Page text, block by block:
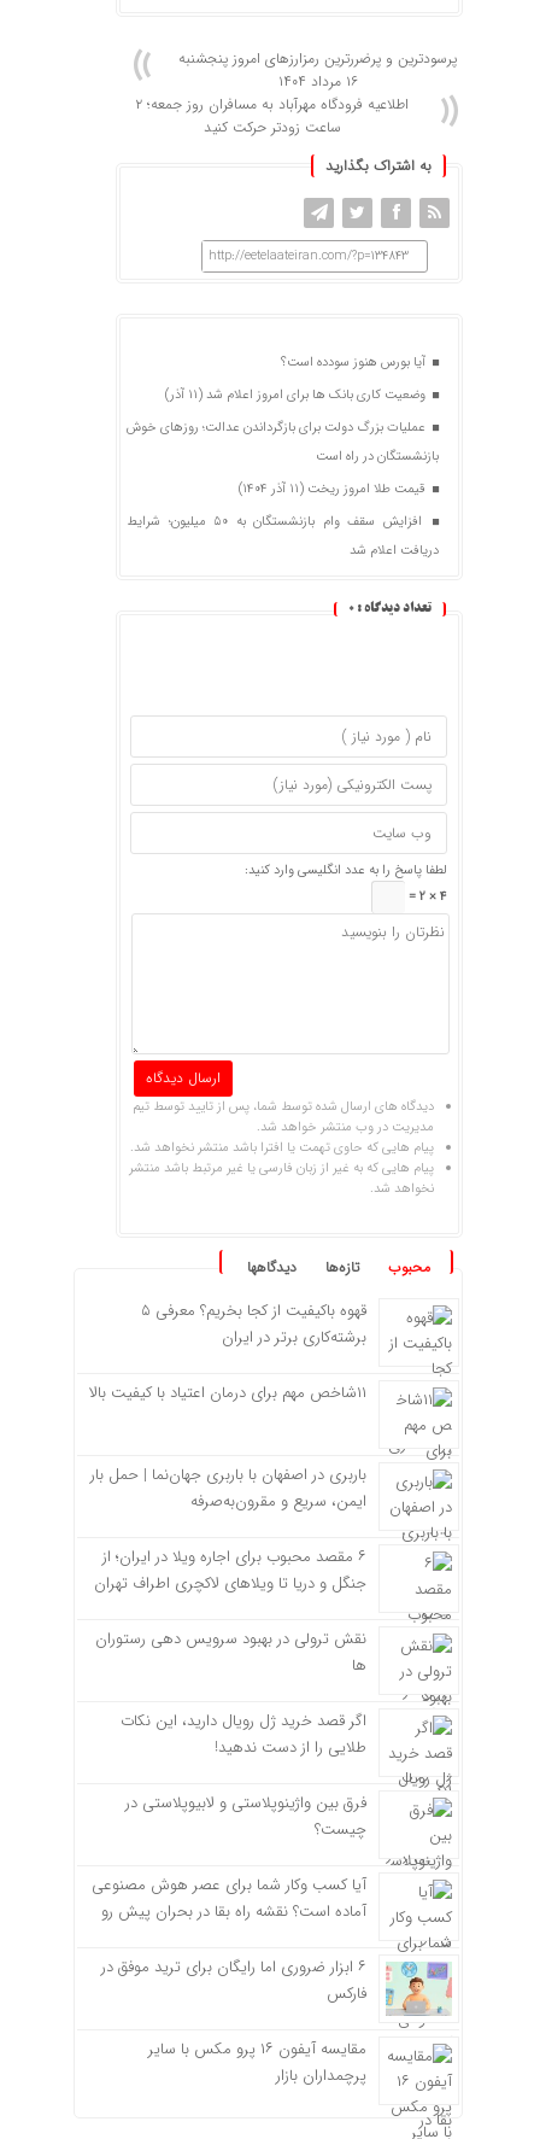
پرسودترین و پرضررترین رمزارزهای امروز پنجشنبه
۱۶ مرداد ۱۴۰۴
اطلاعیه فرودگاه مهرآباد به مسافران روز جمعه؛ ۲
ساعت زودتر حرکت کنید
به اشتراک بگذارید
http://eetelaateiran.com/?p=134843
آیا بورس هنوز سودده است؟
وضعیت کاری بانک ها برای امروز اعلام شد (۱۱ آذر)
عملیات بزرگ دولت برای بازگرداندن عدالت؛ روزهای خوش
بازنشستگان در راه است
قیمت طلا امروز ریخت (۱۱ آذر ۱۴۰۴)
افزایش سقف وام بازنشستگان به ۵۰ میلیون؛ شرایط
دریافت اعلام شد
تعداد دیدگاه : 0
لطفا پاسخ را به عدد انگلیسی وارد کنید:
4 × 2 =
دیدگاه های ارسال شده توسط شما، پس از تایید توسط تیم
مدیریت در وب منتشر خواهد شد.
پیام هایی که حاوی تهمت یا افترا باشد منتشر نخواهد شد.
پیام هایی که به غیر از زبان فارسی یا غیر مرتبط باشد منتشر
نخواهد شد.
محبوب تازه‌ها دیدگاهها
قهوه باکیفیت از کجا بخریم؟ معرفی ۵
برشته‌کاری برتر در ایران
۱۱شاخص مهم برای درمان اعتیاد با کیفیت بالا
باربری در اصفهان با باربری جهان‌نما | حمل بار
ایمن، سریع و مقرون‌به‌صرفه
۶ مقصد محبوب برای اجاره ویلا در ایران؛ از
جنگل و دریا تا ویلاهای لاکچری اطراف تهران
نقش ترولی در بهبود سرویس دهی رستوران
ها
اگر قصد خرید ژل رویال دارید، این نکات
طلایی را از دست ندهید!
فرق بین واژینوپلاستی و لابیوپلاستی در
چیست؟
آیا کسب وکار شما برای عصر هوش مصنوعی
آماده است؟ نقشه راه بقا در بحران پیش رو
۶ ابزار ضروری اما رایگان برای ترید موفق در
فارکس
مقایسه آیفون ۱۶ پرو مکس با سایر
پرچمداران بازار